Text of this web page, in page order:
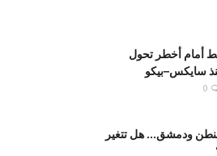
أمام أخطر تحول
سايكس–بيكو
0
ودمشق... هل تتغير